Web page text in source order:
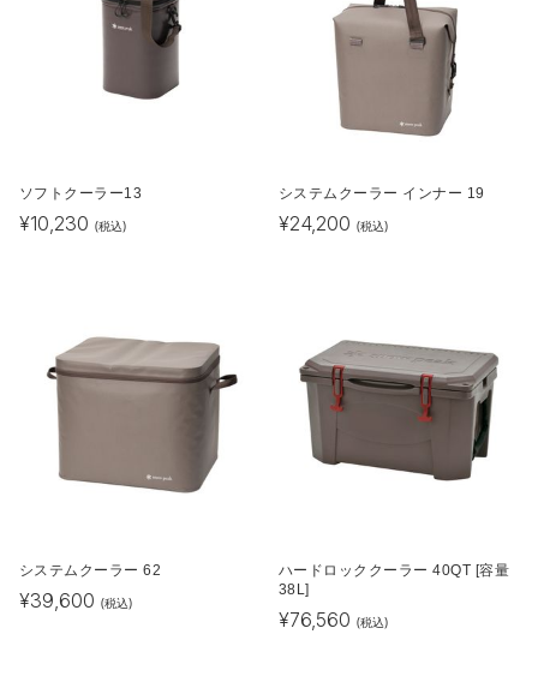
ソフトクーラー13
¥10,230 (税込)
システムクーラー インナー 19
¥24,200 (税込)
システムクーラー 62
¥39,600 (税込)
ハードロッククーラー 40QT [容量
38L]
¥76,560 (税込)